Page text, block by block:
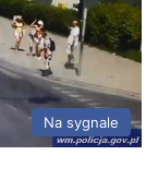
Na sygnale